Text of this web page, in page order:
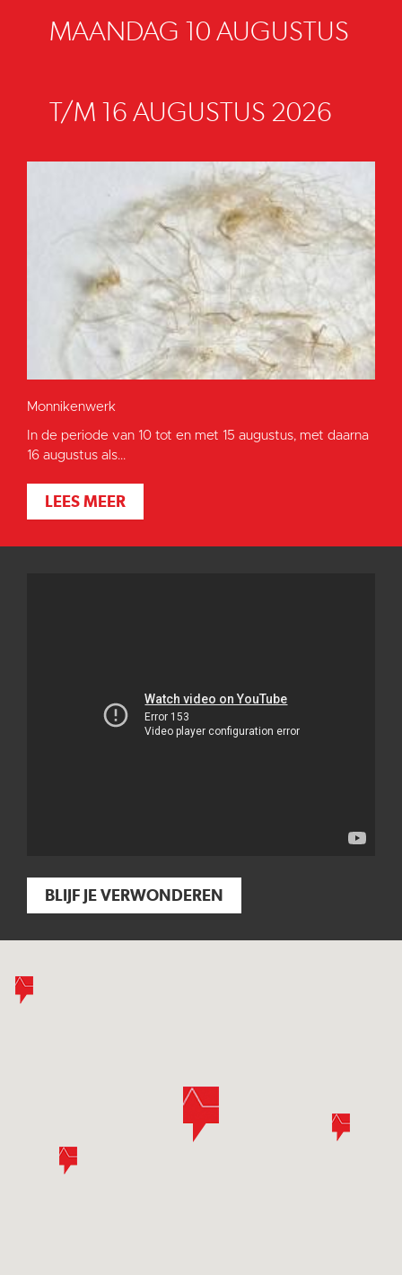
MAANDAG 10 AUGUSTUS
T/M 16 AUGUSTUS 2026
Monnikenwerk
In de periode van 10 tot en met 15 augustus, met daarna
16 augustus als...
LEES MEER
BLIJF JE VERWONDEREN